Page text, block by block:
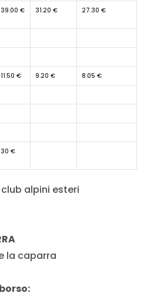
39.00 € 31.20 € 27.30 €
11.50 € 9.20 € 8.05 €
30 €
alpini esteri
la caparra